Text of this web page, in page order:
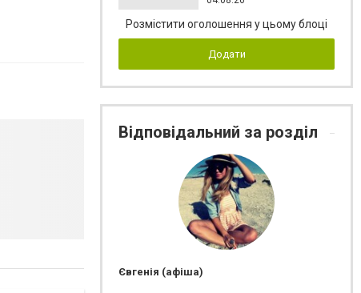
Розмістити оголошення у цьому блоці
Додати
Відповідальний за розділ
Євгенія (афіша)